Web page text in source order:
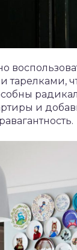
тарелками,
и